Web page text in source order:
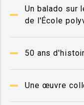
Un balado sur
de l'École
50 ans
Une œuvre